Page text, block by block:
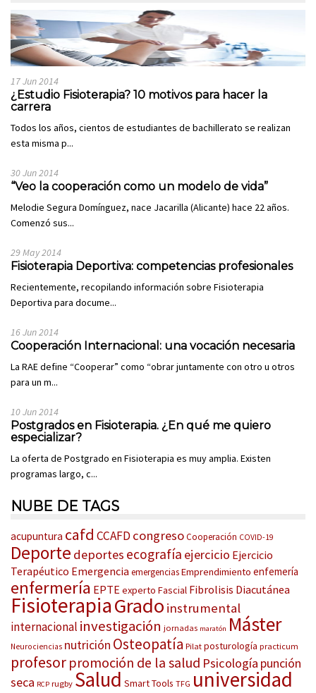
17 Jun 2014
¿Estudio Fisioterapia? 10 motivos para hacer la
carrera
Todos los años, cientos de estudiantes de bachillerato se realizan
esta misma p...
30 Jun 2014
“Veo la cooperación como un modelo de vida”
Melodie Segura Domínguez, nace Jacarilla (Alicante) hace 22 años.
Comenzó sus...
29 May 2014
Fisioterapia Deportiva: competencias profesionales
Recientemente, recopilando información sobre Fisioterapia
Deportiva para docume...
16 Jun 2014
Cooperación Internacional: una vocación necesaria
La RAE define “Cooperar” como “obrar juntamente con otro u otros
para un m...
10 Jun 2014
Postgrados en Fisioterapia. ¿En qué me quiero
especializar?
La oferta de Postgrado en Fisioterapia es muy amplia. Existen
programas largo, c...
NUBE DE TAGS
acupuntura cafd CCAFDcongresoCooperación COVID-19
Deporte deportes ecografía ejercicio Ejercicio
Terapéutico EmergenciaemergenciasEmprendimiento enfemería
enfermería EPTE experto Fascial Fibrolisis Diacutánea
FisioterapiaGrado instrumental
internacional investigación jornadas maratón Máster
Neurociencias nutrición Osteopatía Pilat posturología practicum
profesor promoción de la salud Psicología punción
seca RCP rugby Salud Smart Tools TFG universidad